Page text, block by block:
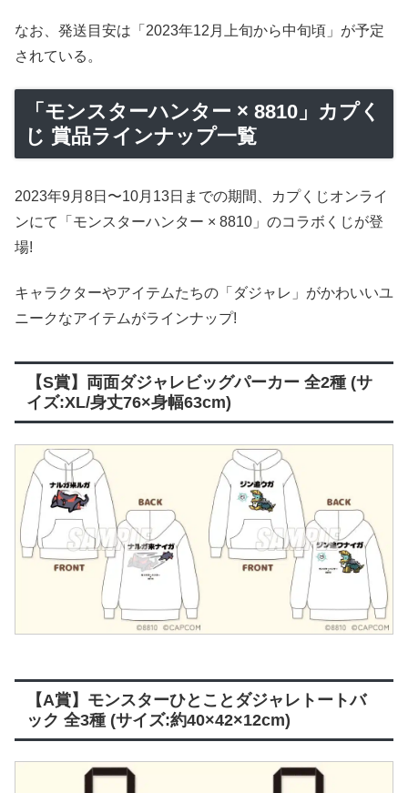
なお、発送目安は「2023年12月上旬から中旬頃」が予定
されている。
「モンスターハンター × 8810」カプく
じ 賞品ラインナップ一覧
2023年9月8日〜10月13日までの期間、カプくじオンライ
ンにて「モンスターハンター × 8810」のコラボくじが登
場!
キャラクターやアイテムたちの「ダジャレ」がかわいいユ
ニークなアイテムがラインナップ!
【S賞】両面ダジャレビッグパーカー 全2種 (サ
イズ:XL/身丈76×身幅63cm)
【A賞】モンスターひとことダジャレトートバ
ック 全3種 (サイズ:約40×42×12cm)